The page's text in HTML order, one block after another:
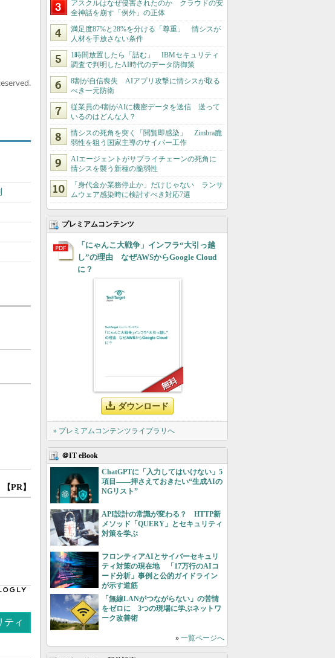
【PR】
ティ
アスクルはなぜ侵害されたのか クラウドの安
全神話を崩す「例外」の正体
満足度87%と28%を分ける「尊重」 情シスが
人材を手放さない条件
1時間放置したら「詰む」 IBMセキュリティ
調査で判明したAI時代のデータ防御策
8割が自信喪失 AIアプリ攻撃に情シスが取る
べき一元防衛
従業員の4割がAIに機密データを送信 送って
いるのはどんな人？
情シスの死角を突く「閲覧即感染」 Zimbra脆
弱性を狙う国家主導のサイバー工作
AIエージェントがサプライチェーンの死角に
情シスを襲う新種の脆弱性
「身代金か業務停止か」だけじゃない ランサ
ムウェア感染時に検討すべき対応7選
プレミアムコンテンツ
「にゃんこ大戦争」インフラ“大引っ越
し”の理由 なぜAWSからGoogle Cloud
に？
ダウンロード
» プレミアムコンテンツライブラリへ
＠IT eBook
ChatGPTに「入力してはいけない」5
項目――押さえておきたい“生成AIの
NGリスト”
API設計の常識が変わる？ HTTP新
メソッド「QUERY」とセキュリティ
対策を学ぶ
フロンティアAIとサイバーセキュリ
ティ対策の現在地 「17万行のAIコ
ード分析」事例と公的ガイドライン
が示す道筋
「無線LANがつながらない」の苦情
をゼロに 3つの現場に学ぶネットワ
ーク改善術
» 一覧ページへ